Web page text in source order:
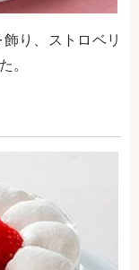
り、ストロベリ
。